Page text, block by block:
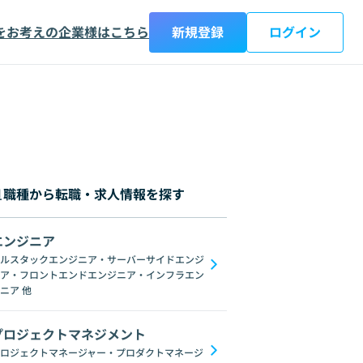
お考えの企業様はこちら 新規登録 ログイン
GraphQL SpringFramework Redis
職種から転職・求人情報を探す
ジニア
スタックエンジニア・サーバーサイドエンジ
・フロントエンドエンジニア・インフラエン
ア 他
ジェクトマネジメント
ジェクトマネージャー・プロダクトマネージ